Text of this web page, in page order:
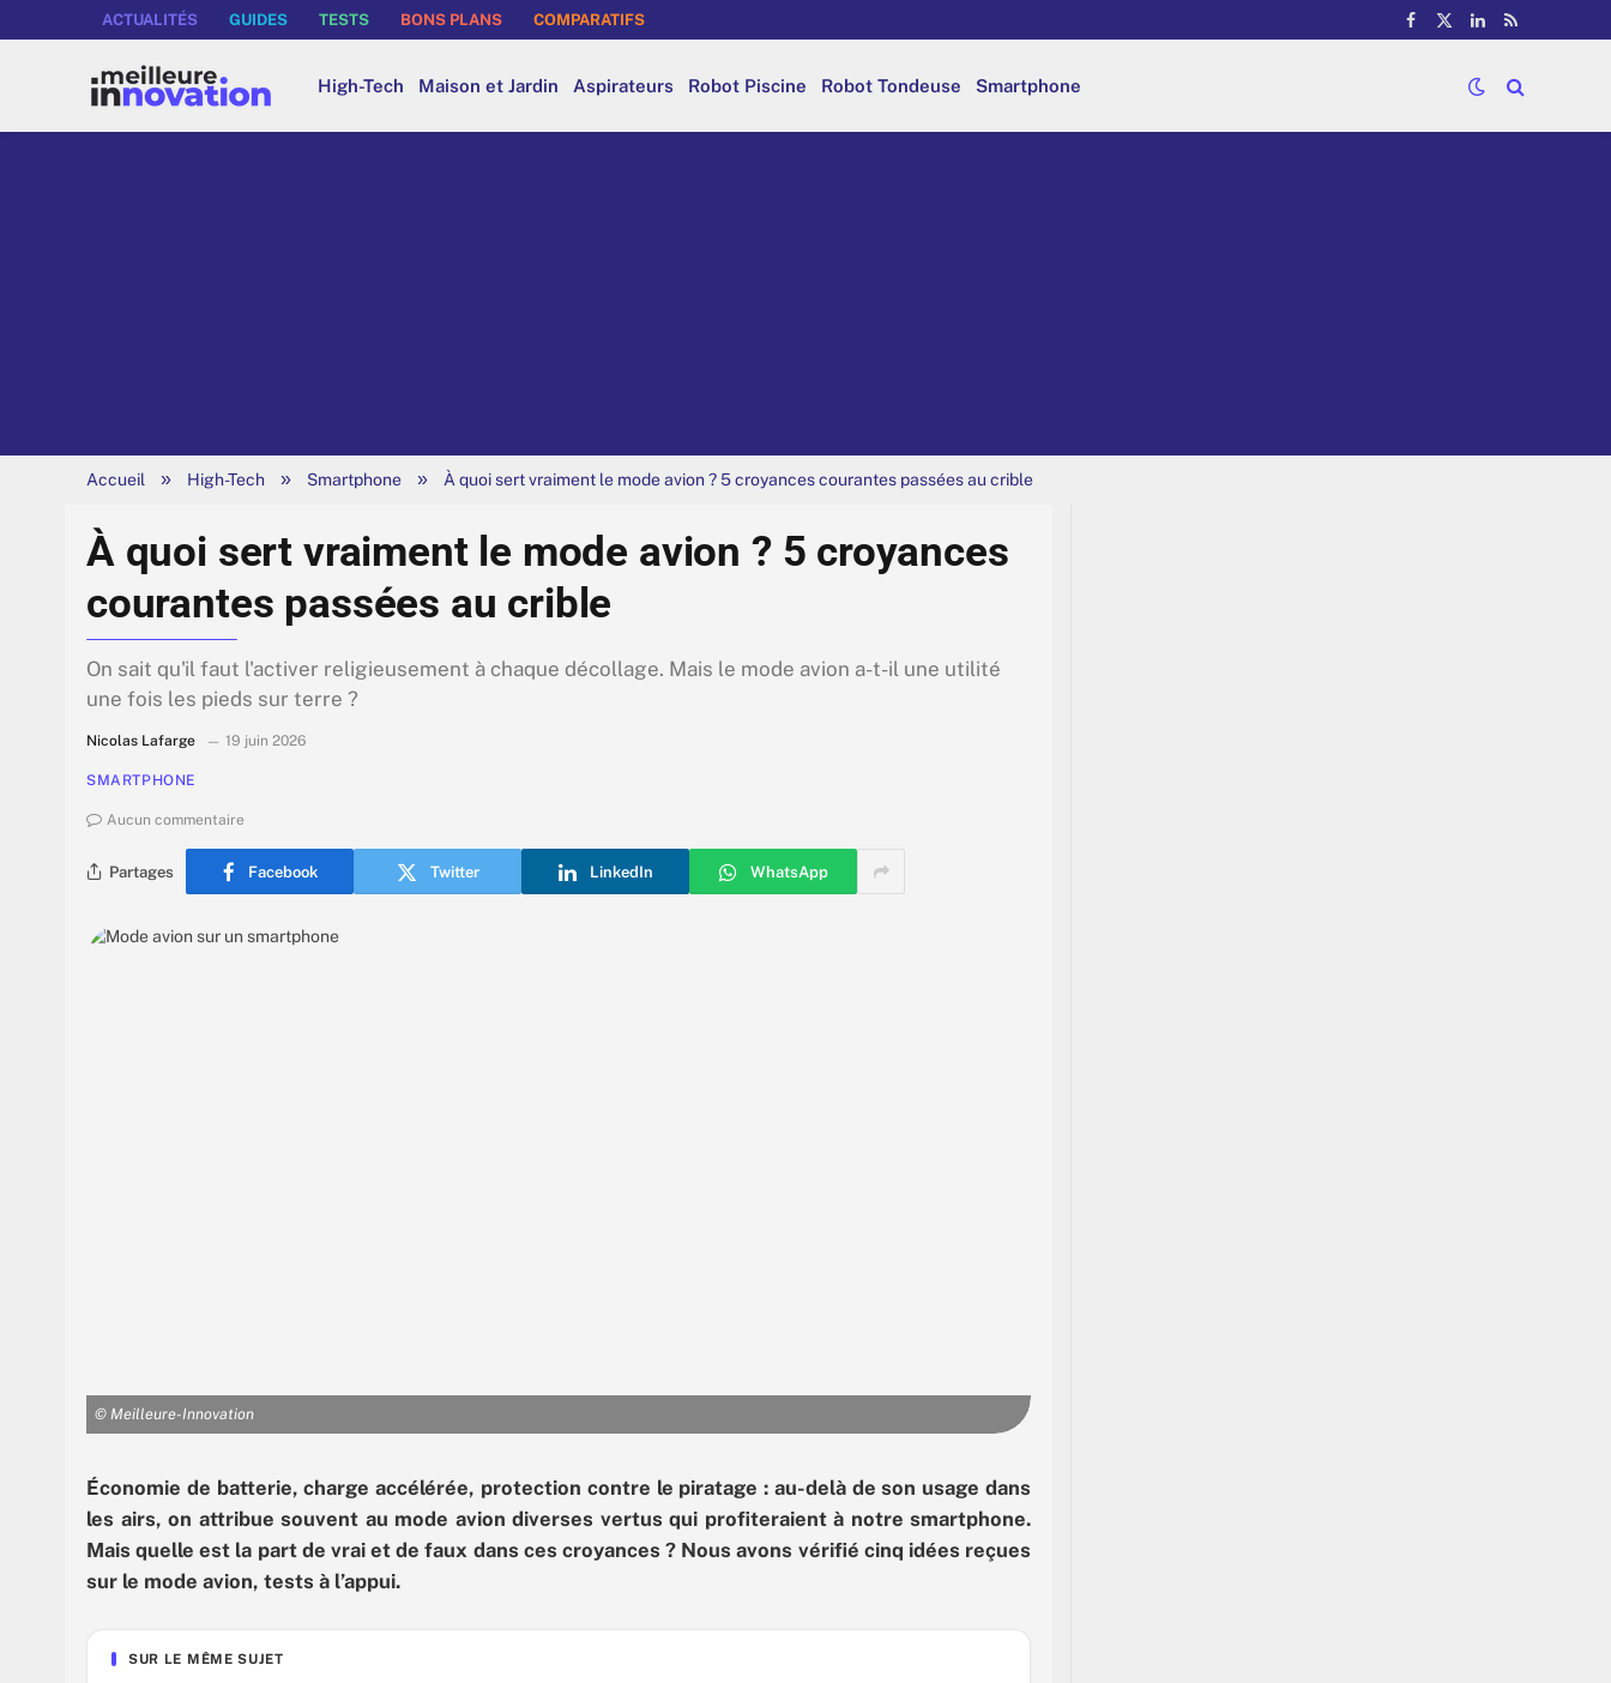
ACTUALITÉS GUIDES TESTS BONS PLANS COMPARATIFS
Facebook
X
LinkedIn
RSS
High-Tech Maison et Jardin Aspirateurs Robot Piscine Robot Tondeuse Smartphone
Accueil » High-Tech » Smartphone » À quoi sert vraiment le mode avion ? 5 croyances courantes passées au crible
À quoi sert vraiment le mode avion ? 5 croyances
courantes passées au crible
On sait qu'il faut l'activer religieusement à chaque décollage. Mais le mode avion a-t-il une utilité
une fois les pieds sur terre ?
Nicolas Lafarge 19 juin 2026
SMARTPHONE
Aucun commentaire
Partages Facebook Twitter LinkedIn WhatsApp
© Meilleure-Innovation
Économie de batterie, charge accélérée, protection contre le piratage : au-delà de son usage dans
les airs, on attribue souvent au mode avion diverses vertus qui profiteraient à notre smartphone.
Mais quelle est la part de vrai et de faux dans ces croyances ? Nous avons vérifié cinq idées reçues
sur le mode avion, tests à l’appui.
SUR LE MÊME SUJET